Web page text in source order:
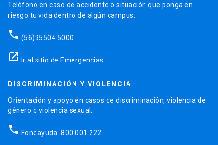
Teléfono en caso de accidente o situación que ponga en
riesgo tu vida dentro de algún campus.
phone (56)95504 5000
launch Ir al sitio de Emergencias
DISCRIMINACIÓN Y VIOLENCIA
Orientación y apoyo en casos de discriminación, violencia de
género o violencia sexual.
phone Fonoayuda: 800 001 222